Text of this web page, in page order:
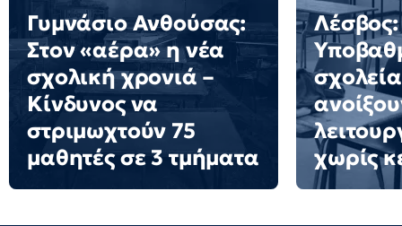
Γυμνάσιο Ανθούσας:
Στον «αέρα» η νέα
σχολική χρονιά –
Κίνδυνος να
στριμωχτούν 75
μαθητές σε 3 τμήματα
Λέσβος:
χωρίς